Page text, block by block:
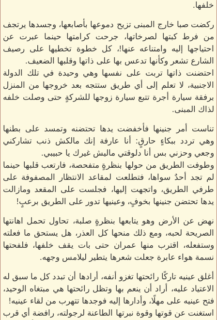
خلفها.
ركضت صبا خارج المبنى تزيح دموعها بأصابعها، وجسدها يرتجف
من فرط كبتها لصرخاتها، جرحت كرامتها حينما عبرت عن
احتياجها إليه وامتناعه عنها!، كل خطوة تخطيها على رصيف
الشارع تشعر وكأنها تدعس بها على ذاتها وقلبها الضعيف.
احتضنت ذاتها تربت على نفسها وهي وحيدة في تلك الدولة
الاجنبية، لا تعلم إلى أي طريق ستتجه بعد خروجها من المنزل
برفقة سيارة أجرة تتبع سيارة زوجها للشركةٍ حتى وصلت خلفه
لذاك المبنى.
تناست أمر جنينها فأخفضت يدها تحتضنه وتمسد على بطنها
وهي تردد ببكاءٍ حارقٍ: أنا عارفة إنك مالكش ذنب تشاركني
وجعي وحزني بس أنا دلوقتي ماليش غيرك يا حبيبي.
وطوفت الطريق من حولها بنظرةٍ متفحصة، فارتعب قلبها حينما
لم تجد أحدٌ سواها، فتطلعت لمقاعد الانتظار المصفوفة على
طرفي الطريق، واتجهت إليها، فجلست على المقعد ومازالت
يدها تحتضن جنينها بخوفٍ، وعينيها تدور على الطريق برعبٍ!
نهض عن الأرض وهو يتابعها بنظرةٍ صلبة، تحاول تحمل اهانتها
الصريحة لحبه، ومع ذلك منحها كل العذر، هل يستحق ما فعلته
وستفعله، اقترب منها عمران حتى بات يقف خلفها، فلفحتها
نسمة هواء عابرة جعلت شعرها يتطير ليلامس وجهه.
أغلق عينيه تاركًا رائحتها تغزو أنفه، أرادها أن تبدد كل ما سبق له
الاعتياد عليه، أراد أن ينعم بها وتظل رائحتها هي مبتغاه الوحيد،
فتح عينيه على مهلًا، وأدارها إليه فوجدها تتهرب من لقاء عينيه!
استغنت عن قوتها وقوة نبرتها الطاعنة لرجولته، رافضة أي قرب